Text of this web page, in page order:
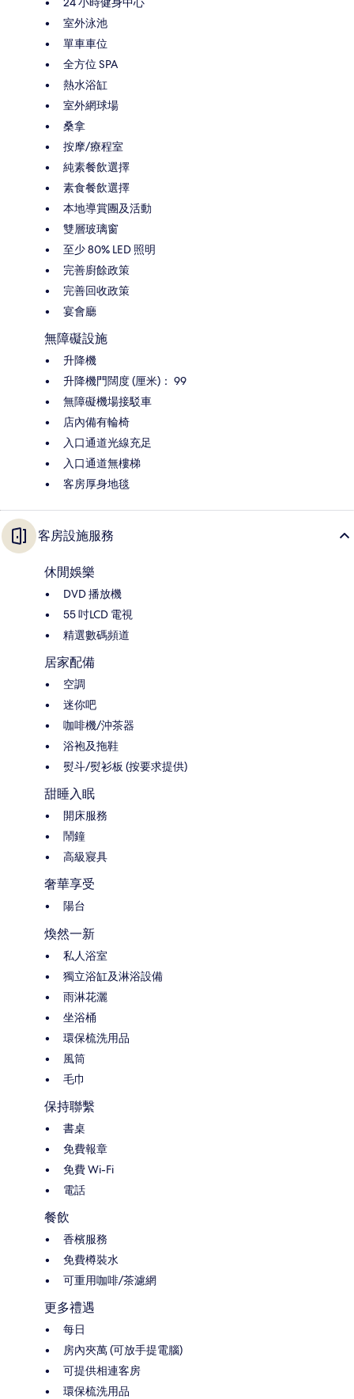
室外泳池
單車車位
全方位 SPA
熱水浴缸
室外網球場
桑拿
按摩/療程室
純素餐飲選擇
素食餐飲選擇
本地導賞團及活動
雙層玻璃窗
至少 80% LED 照明
完善廚餘政策
完善回收政策
宴會廳
無障礙設施
升降機
升降機門闊度 (厘米)： 99
無障礙機場接駁車
店內備有輪椅
入口通道光線充足
入口通道無樓梯
客房厚身地毯
客房設施服務
休閒娛樂
DVD 播放機
55 吋LCD 電視
精選數碼頻道
居家配備
空調
迷你吧
咖啡機/沖茶器
浴袍及拖鞋
熨斗/熨衫板 (按要求提供)
甜睡入眠
開床服務
鬧鐘
高級寢具
奢華享受
陽台
煥然一新
私人浴室
獨立浴缸及淋浴設備
雨淋花灑
坐浴桶
環保梳洗用品
風筒
毛巾
保持聯繫
書桌
免費報章
免費 Wi-Fi
電話
餐飲
香檳服務
免費樽裝水
可重用咖啡/茶濾網
更多禮遇
每日
房內夾萬 (可放手提電腦)
可提供相連客房
環保梳洗用品